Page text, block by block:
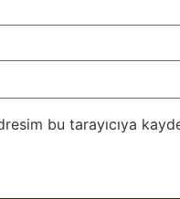
bu tarayıcıya